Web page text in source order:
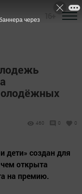
460 0 0
дети» создан для
открыта
на премию.
через